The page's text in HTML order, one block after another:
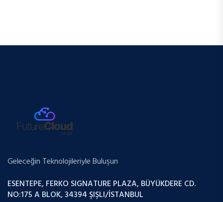
Geleceğin Teknolojileriyle Buluşun
ESENTEPE, FERKO SIGNATURE PLAZA, BÜYÜKDERE CD.
NO:175 A BLOK, 34394 ŞIŞLI/İSTANBUL